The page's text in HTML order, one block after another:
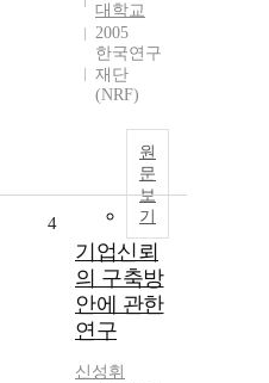
대학교
2005
한국연구
재단
(NRF)
원
문
보
기
4
기업신뢰
의 구축방
안에 관한
연구
신성휘